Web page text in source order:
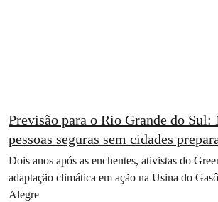
Previsão para o Rio Grande do Sul:
pessoas seguras sem cidades
Dois anos após as enchentes, ativistas do
adaptação climática em ação na Usina do
Alegre